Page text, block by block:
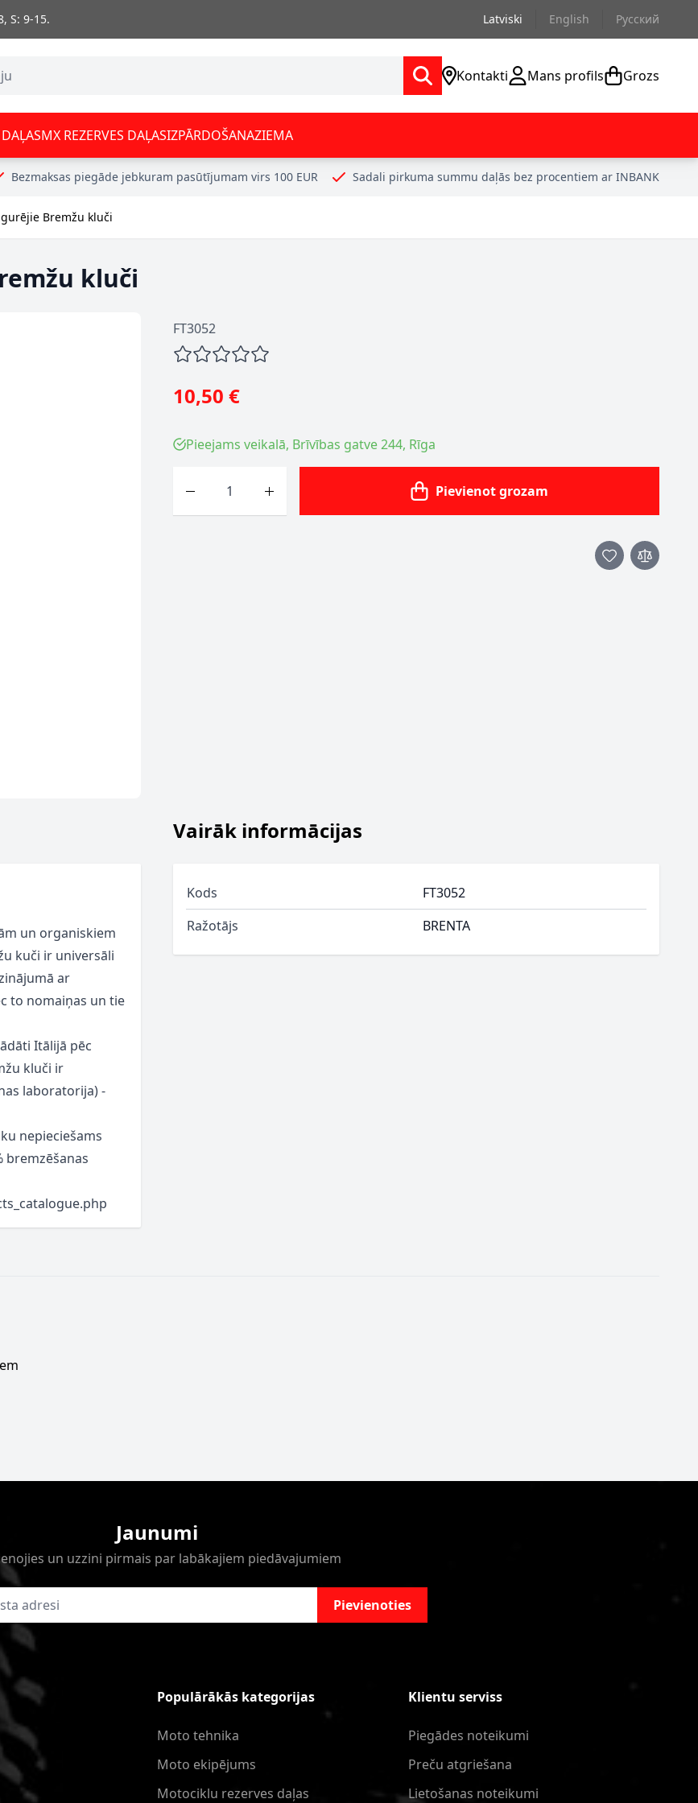
S: 9-15. Latviski English Русский
Kontakti Mans profils Grozs
MX REZERVES DAĻASIZPĀRDOŠANAZIEMA
Bezmaksas piegāde jebkuram pasūtījumam virs 100 EUR Sadali pirkuma summu daļās bez procentiem ar INBANK
Bremžu kluči
kluči
FT3052
10,50 €
Pieejams veikalā, Brīvības gatve 244, Rīga
Pievienot grozam
un organiskiem
kuči ir universāli
ar
to nomaiņas un tie
Itālijā pēc
kluči ir
laboratorija) -
nepieciešams
bremzēšanas
Vairāk informācijas
Kods
FT3052
Ražotājs
BRENTA
Jaunumi
un uzzini pirmais par labākajiem piedāvajumiem
Pievienoties
Populārākās kategorijas
Moto tehnika
Moto ekipējums
Motociklu rezerves daļas
Klientu serviss
Piegādes noteikumi
Preču atgriešana
Lietošanas noteikumi